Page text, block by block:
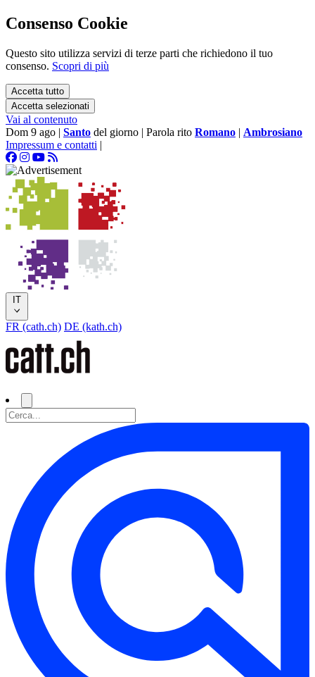
Consenso Cookie
Questo sito utilizza servizi di terze parti che richiedono il tuo
consenso. Scopri di più
Accetta tutto
Accetta selezionati
Vai al contenuto
Dom 9 ago | Santo del giorno | Parola rito Romano | Ambrosiano
Impressum e contatti |
IT
FR (cath.ch) DE (kath.ch)